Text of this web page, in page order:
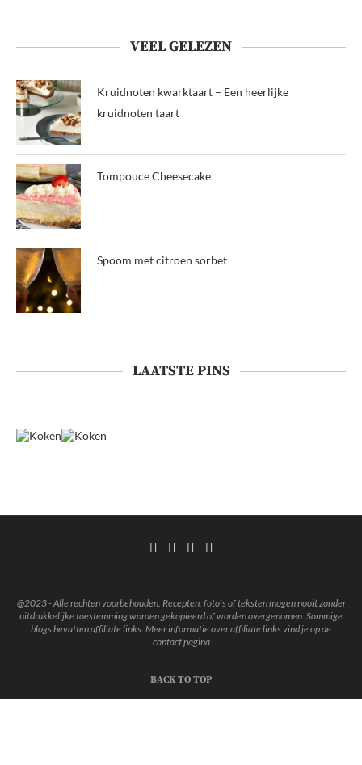
VEEL GELEZEN
Kruidnoten kwarktaart – Een heerlijke
kruidnoten taart
Tompouce Cheesecake
Spoom met citroen sorbet
LAATSTE PINS
@2023 - Alle rechten voorbehouden. Recepten, foto's of teksten mogen nooit zonder
uitdrukkelijke toestemming worden gekopieerd of worden overgenomen. Sommige
blogs bevatten affiliate links. Meer informatie over affiliate links vind je op de
contact pagina
BACK TO TOP